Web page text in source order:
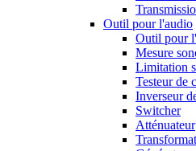
Outil pour l'audio
Outil pour
Mesure
Limitation
Testeur de
Inverseur
Switcher
Atténuateur